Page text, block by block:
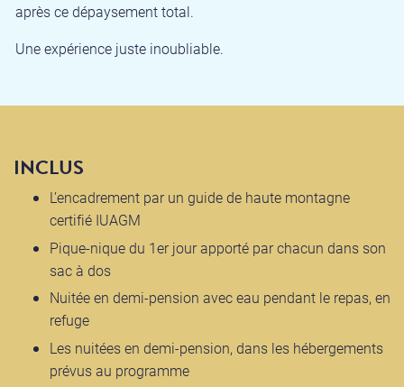
après ce dépaysement total.
Une expérience juste inoubliable.
INCLUS
L’encadrement par un guide de haute montagne
certifié IUAGM
Pique-nique du 1er jour apporté par chacun dans son
sac à dos
Nuitée en demi-pension avec eau pendant le repas, en
refuge
Les nuitées en demi-pension, dans les hébergements
prévus au programme